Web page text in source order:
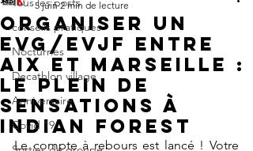
conseils pratiques
Nocturnes
Decathlon village
Anniversaire
Covid 19
Organiser un
EVG/EVJF entre
Aix et marseille :
le plein de
sensations à
Indian Forest
5 juin 2 min de lecture
Le compte à rebours est lancé ! Votre